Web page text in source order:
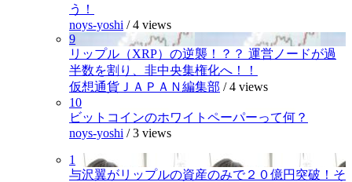
う！
noys-yoshi /4 views
9
リップル（XRP）の逆襲！？？ 運営ノードが過
半数を割り、非中央集権化へ！！
仮想通貨ＪＡＰＡＮ編集部 /4 views
10
ビットコインのホワイトペーパーって何？
noys-yoshi /3 views
1
与沢翼がリップルの資産のみで２０億円突破！そ